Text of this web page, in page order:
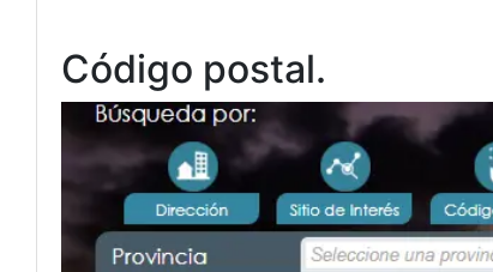
Código postal.